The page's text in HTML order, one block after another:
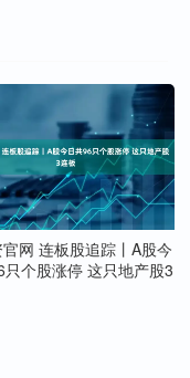
网 连板股追踪丨A股今
只个股涨停 这只地产股3